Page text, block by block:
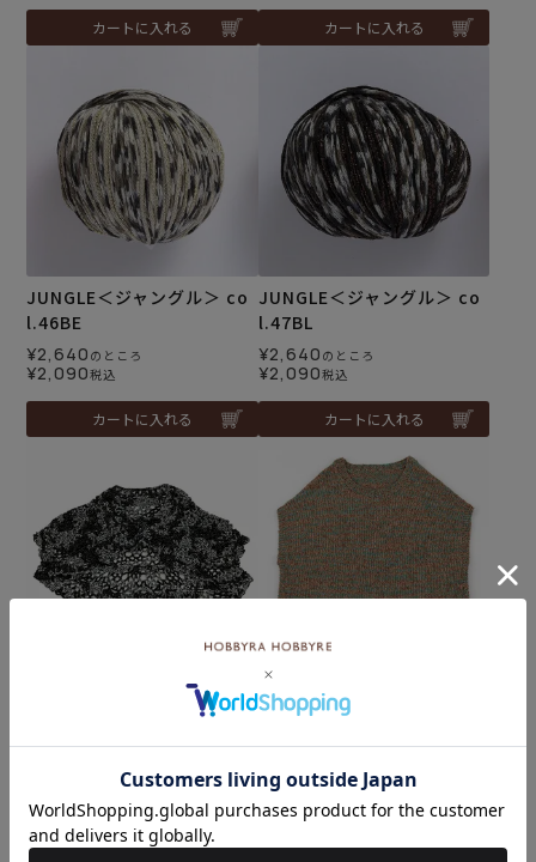
カートに入れる カートに入れる
JUNGLE＜ジャングル＞ co
l.46BE
¥2,640 のところ
¥2,090税込
カートに入れる
JUNGLE＜ジャングル＞ co
l.47BL
¥2,640 のところ
¥2,090税込
カートに入れる
【レシピなし】ボレロ＜ジ
ャングル47BL＞（編み物 材
¥10,560のところ
¥8,360税込
【レシピなし】オーバーベ
スト＜ジャングル43BR＞
（編み物 材料セット）
¥13,200のところ
10,450